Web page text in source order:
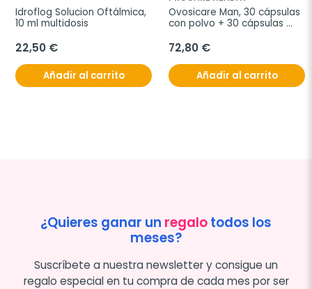
Idroflog Solucion Oftálmica,
10 ml multidosis
22,50 €
Añadir al carrito
Ovosicare Man, 30 cápsulas
con polvo + 30 cápsulas
72,80 €
Añadir al carrito
¿Quieres ganar un regalotodos los
meses?
Suscríbete a nuestra newsletter y consigue un
regalo especial en tu compra de cada mes por ser